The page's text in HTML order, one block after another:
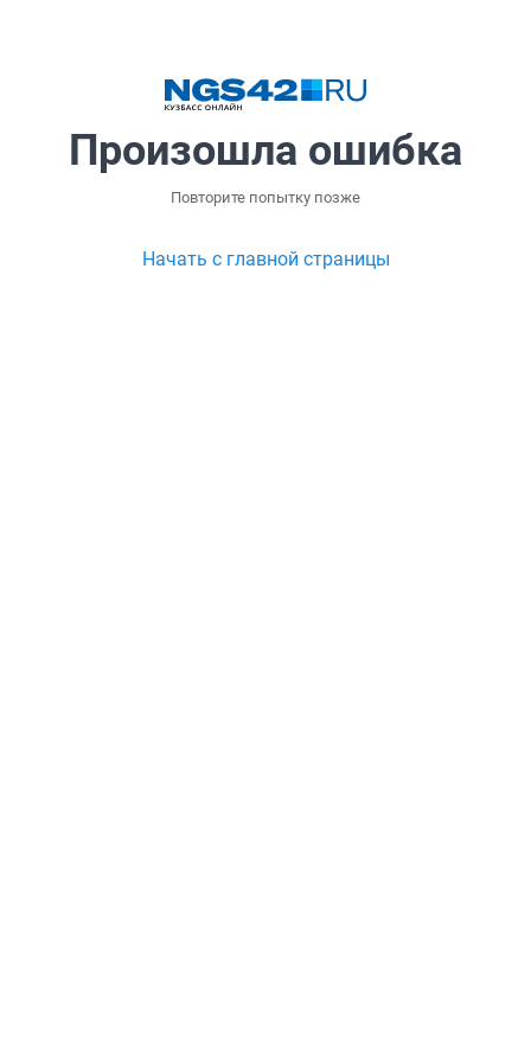
Произошла ошибка
Повторите попытку позже
Начать с главной страницы